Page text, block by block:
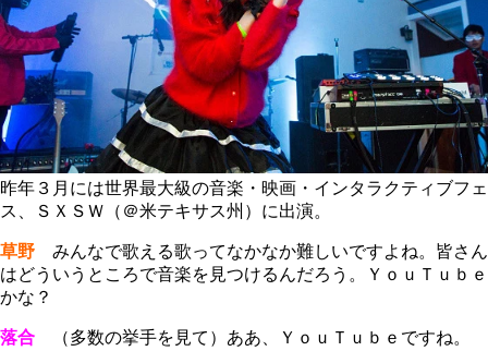
昨年３月には世界最大級の音楽・映画・インタラクティブフェ
ス、ＳＸＳＷ（＠米テキサス州）に出演。
草野 みんなで歌える歌ってなかなか難しいですよね。皆さん
はどういうところで音楽を見つけるんだろう。ＹｏｕＴｕｂｅ
かな？
落合 （多数の挙手を見て）ああ、ＹｏｕＴｕｂｅですね。